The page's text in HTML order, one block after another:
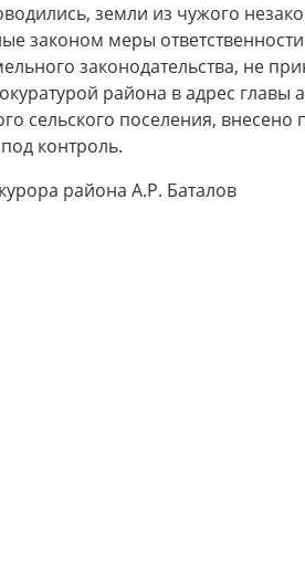
земли из чужого
законом меры
законодательства, не
района в адрес главы
сельского поселения,
контроль.
района А.Р. Баталов